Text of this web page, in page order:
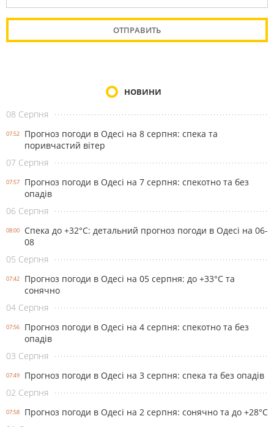
НОВИНИ
08 Серпня
07:52
Прогноз погоди в Одесі на 8 серпня: спека та
поривчастий вітер
07 Серпня
07:57
Прогноз погоди в Одесі на 7 серпня: спекотно та без
опадів
06 Серпня
08:00
Спека до +32°С: детальний прогноз погоди в Одесі на 06-
08
05 Серпня
07:42
Прогноз погоди в Одесі на 05 серпня: до +33°С та
сонячно
04 Серпня
07:56
Прогноз погоди в Одесі на 4 серпня: спекотно та без
опадів
03 Серпня
07:49
Прогноз погоди в Одесі на 3 серпня: спека та без опадів
02 Серпня
07:58
Прогноз погоди в Одесі на 2 серпня: сонячно та до +28°С